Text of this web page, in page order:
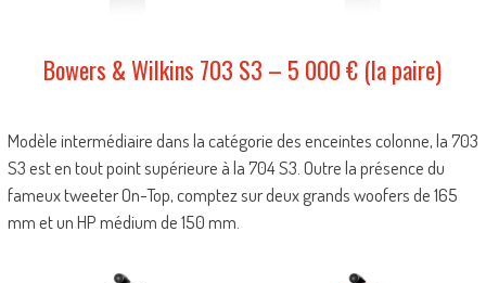
Bowers & Wilkins 703 S3 – 5 000 € (la paire)
Modèle intermédiaire dans la catégorie des enceintes colonne, la 703
S3 est en tout point supérieure à la 704 S3. Outre la présence du
fameux tweeter On-Top, comptez sur deux grands woofers de 165
mm et un HP médium de 150 mm.